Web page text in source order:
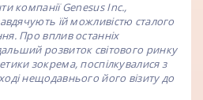
компанії GenesusInc.,
їй можливістю сталого
Про вплив останніх
розвиток світового ринку
зокрема, поспілкувалися з
нещодавнього його візиту до